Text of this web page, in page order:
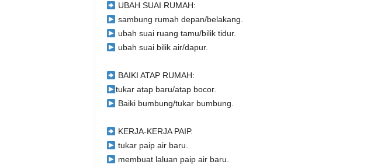
UBAH SUAI RUMAH:
sambung rumah depan/belakang.
ubah suai ruang tamu/bilik tidur.
ubah suai bilik air/dapur.
BAIKI ATAP RUMAH:
tukar atap baru/atap bocor.
Baiki bumbung/tukar bumbung.
KERJA-KERJA PAIP.
tukar paip air baru.
membuat laluan paip air baru.